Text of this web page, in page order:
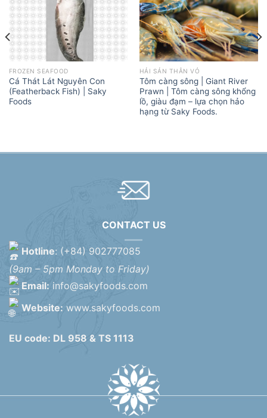
FROZEN SEAFOOD
Cá Thát Lát Nguyên Con
(Featherback Fish) | Saky
Foods
HẢI SẢN THÂN VỎ
Tôm càng sông | Giant River
Prawn | Tôm càng sông khổng
lồ, giàu đạm – lựa chọn hảo
hạng từ Saky Foods.
CONTACT US
Hotline: (+84) 902777085
(9am – 5pm Monday to Friday)
Email: info@sakyfoods.com
Website: www.sakyfoods.com
EU code: DL 958 & TS 1113